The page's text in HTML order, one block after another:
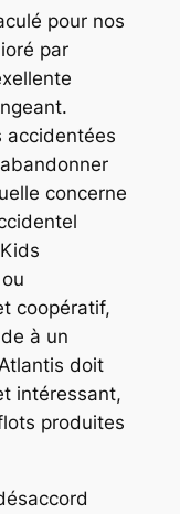
pour nos
par
accidentées
concerne
coopératif,
à un
doit
intéressant,
produites